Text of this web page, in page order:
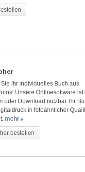
Ihr individuelles Buch aus
Unsere Onlinesoftware ist
oder Download nutzbar. Ihr
in fotoähnlicher
mehr
bestellen